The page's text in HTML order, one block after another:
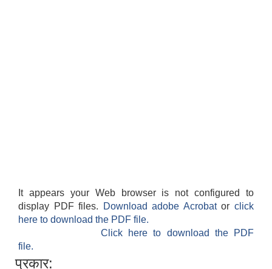
It appears your Web browser is not configured to
display PDF files.
Download adobe Acrobatorclick
here to download the PDF file.
Click here to download the PDF
file.
प्रकार: